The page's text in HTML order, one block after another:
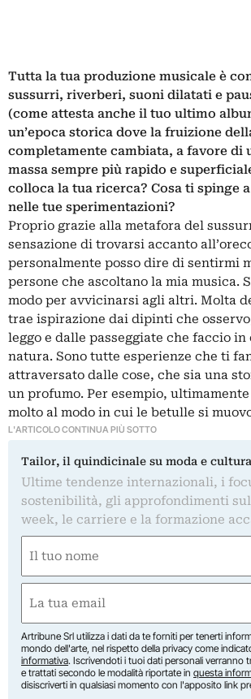
Tutta la tua produzione musicale è
sussurri, riverberi, suoni dilatati e
(come attesta anche il tuo ultimo
un’epoca storica dove la fruizione
completamente cambiata, a favore di
massa sempre più rapido e
colloca la tua ricerca? Cosa ti spinge
nelle tue sperimentazioni?
Proprio grazie alla metafora del
sensazione di trovarsi accanto
personalmente posso dire di sentirmi
persone che ascoltano la mia musica.
modo per avvicinarsi agli altri. Molta
trae ispirazione dai dipinti che
leggo e dalle passeggiate che faccio
natura. Sono tutte esperienze che ti
attraversato dalle cose, che sia una
un profumo. Per esempio,
molto al modo in cui le betulle si
L'ARTICOLO CONTINUA PIÙ SOTTO
Tailor, il quindicinale su moda e cultura
Ultime tendenze internazionali, i
sostenibilità, gli approfondimenti
week, le carriere e la formazione
(Obbligatorio)
Nome
(Obbligatorio)
Artribune Srl utilizza i dati da te forniti per tenerti
mondo dell'arte, nel rispetto della privacy come
informativa. Iscrivendoti i tuoi dati personali verranno
e trattati secondo le modalità riportate in questa
disiscriverti in qualsiasi momento con l'apposito link